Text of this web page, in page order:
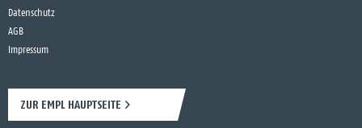
Datenschutz
AGB
Impressum
ZUR EMPL HAUPTSEITE